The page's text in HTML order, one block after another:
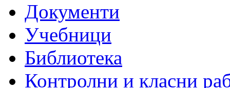
Документи
Учебници
Библиотека
Контролни и класни